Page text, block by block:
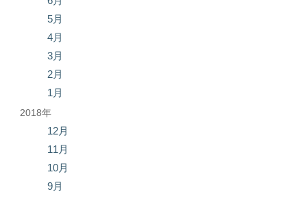
5月
4月
3月
2月
1月
2018年
12月
11月
10月
9月